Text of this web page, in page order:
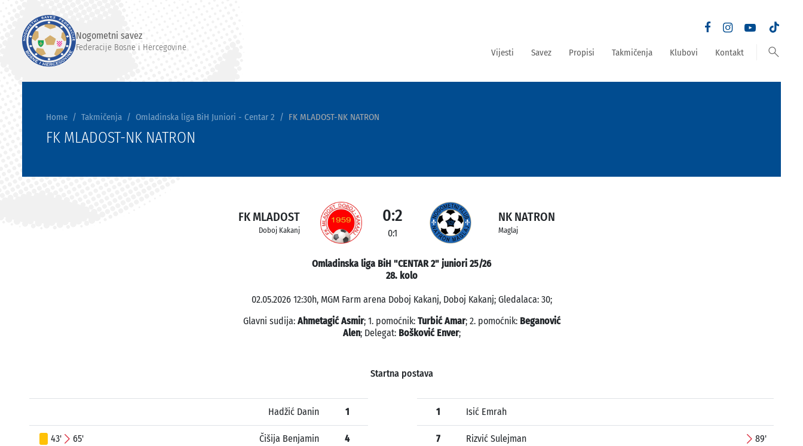
Nogometni savez
Federacije Bosne i Hercegovine Vijesti Savez Propisi Takmičenja Klubovi Kontakt search
Home Takmičenja Omladinska liga BiH Juniori - Centar 2 FK MLADOST-NK NATRON
FK MLADOST-NK NATRON
FK MLADOST
Doboj Kakanj
0:2
0:1
NK NATRON
Maglaj
Omladinska liga BiH "CENTAR 2" juniori 25/26
28. kolo
02.05.2026 12:30h, MGM Farm arena Doboj Kakanj, Doboj Kakanj; Gledalaca: 30;
Glavni sudija: Ahmetagić Asmir; 1. pomoćnik: Turbić Amar; 2. pomoćnik: Beganović
Alen; Delegat: Bošković Enver;
Startna postava
Hadžić Danin 1
43' 65' Čišija Benjamin 4
1 Isić Emrah
7 Rizvić Sulejman 89'